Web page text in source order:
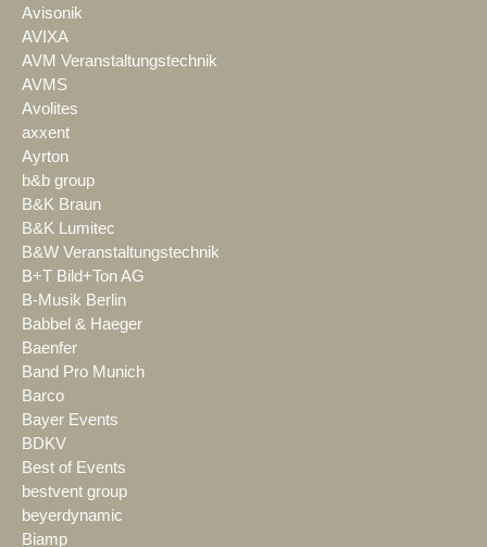
Avisonik
AVIXA
AVM Veranstaltungstechnik
AVMS
Avolites
axxent
Ayrton
b&b group
B&K Braun
B&K Lumitec
B&W Veranstaltungstechnik
B+T Bild+Ton AG
B-Musik Berlin
Babbel & Haeger
Baenfer
Band Pro Munich
Barco
Bayer Events
BDKV
Best of Events
bestvent group
beyerdynamic
Biamp